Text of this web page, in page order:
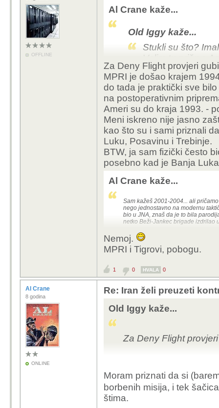
OFFLINE
Al Crane kaže...
Old Iggy kaže...
Stukli su što?
Volim tu priču s
MPRI mi je jako
Što misliš otkud je došlo
Dakle Ameri/NATO 100 000+ letova
Što, Krajina je u Švicarskoj, nema
Upoznao si MPRI 1994. dok ih
bilo, ili da ih nije bilo?
Otkud nam istočno oružje? Rodilo
kao što je Stric Jura jednom
međunarodni embargo, koji je,
Legionari na "školsku nastavu"). Ili
Jel ti shvaćaš što pišeš?
Ma ne da mi se više natezati o
zbivanja u Iranu. Pozdrav.
Za Deny Flight provjeri
MPRI je došao krajem
do tada je praktički sve
na postoperativnim
Ameri su do kraja 1993. -
Meni iskreno nije jasno
kao što su i sami priznali
Luku, Posavinu i Trebinje.
BTW, ja sam fizički često
posebno kad je Banja
Al Crane kaže...
Sam kažeš 2001-2004... ali
nego jednostavno na modernu
bio u JNA, znaš da je to bila
netko Beži-Jankec brigade izdrilao
Uff, rekao sam da neću više o tome
Nemoj.
MPRI i Tigrovi, pobogu.
1 0 HVALA 0
Al Crane
8 godina
ONLINE
Re: Iran želi preuzeti
Old Iggy kaže...
Za Deny Flight
Moram priznati da si
borbenih misija, i tek
štima.